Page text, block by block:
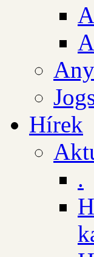
Hírek
.